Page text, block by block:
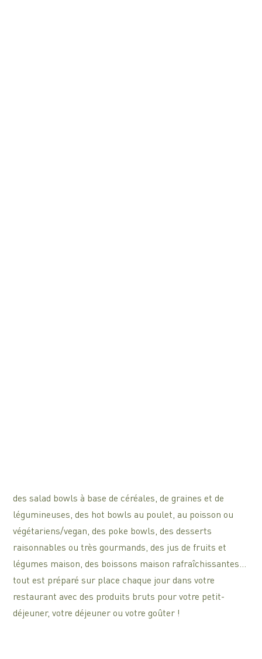
des salad bowls à base de céréales, de graines et de
légumineuses, des hot bowls au poulet, au poisson ou
végétariens/vegan, des poke bowls, des desserts
raisonnables ou très gourmands, des jus de fruits et
légumes maison, des boissons maison rafraîchissantes…
tout est préparé sur place chaque jour dans votre
restaurant avec des produits bruts pour votre petit-
déjeuner, votre déjeuner ou votre goûter !